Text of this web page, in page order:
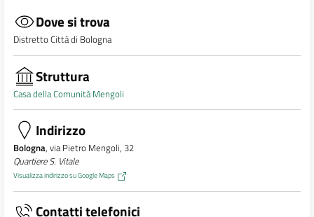
Dove si trova
Distretto Città di Bologna
Struttura
Casa della Comunità Mengoli
Indirizzo
Bologna, via Pietro Mengoli, 32
Quartiere S. Vitale
Visualizza indirizzo su Google Maps
Contatti telefonici